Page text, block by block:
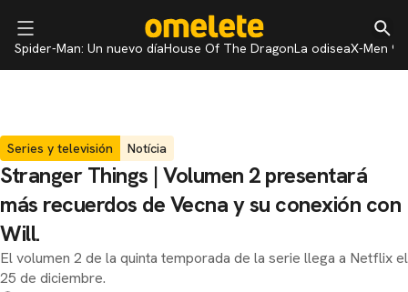
Spider-Man: Un nuevo díaHouse Of The DragonLa odiseaX-Men 97
Series y televisión Notícia
Stranger Things | Volumen 2 presentará
más recuerdos de Vecna ​​y su conexión con
Will.
El volumen 2 de la quinta temporada de la serie llega a Netflix el
25 de diciembre.